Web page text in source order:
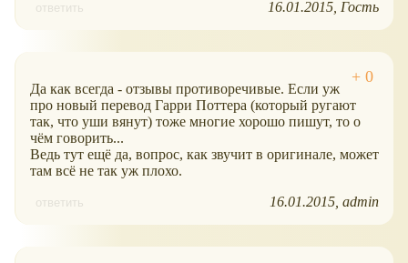
ответить 16.01.2015 Гость
Да как всегда - отзывы противоречивые. Если уж
про новый перевод Гарри Поттера (который ругают
так, что уши вянут) тоже многие хорошо пишут, то о
чём говорить...
Ведь тут ещё да, вопрос, как звучит в оригинале, может
там всё не так уж плохо.
ответить 16.01.2015 admin